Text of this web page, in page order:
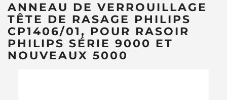
ANNEAU DE VERROUILLAGE
TÊTE DE RASAGE PHILIPS
CP1406/01, POUR RASOIR
PHILIPS SÉRIE 9000 ET
NOUVEAUX 5000